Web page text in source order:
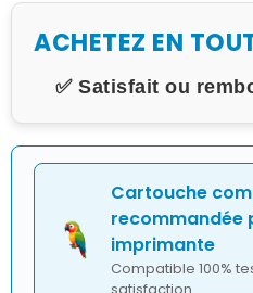
ACHETEZ EN
✅ Satisfait ou
Cartouche
recommandée
imprimante
Compatible 100%